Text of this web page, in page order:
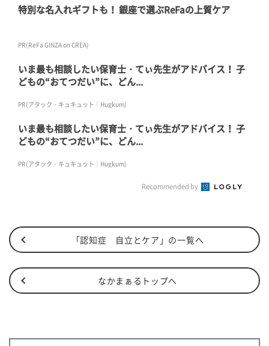
特別な名入れギフトも！ 銀座で選ぶReFaの上質ケア
PR(ReFa GINZA on CREA)
いま最も相談したい保育士・てぃ先生がアドバイス！ 子
どもの“おてつだい”に、どん...
PR(アタック・キュキュット｜Hugkum)
いま最も相談したい保育士・てぃ先生がアドバイス！ 子
どもの“おてつだい”に、どん...
PR(アタック・キュキュット｜Hugkum)
Recommended by
「認知症 自立とケア」の一覧へ
なかまぁるトップへ